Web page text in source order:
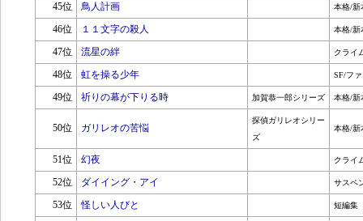
45位 鳥人計画 本格/新
46位 １１文字の殺人 本格/新
47位 流星の絆 クライ
48位 虹を操る少年 SF/フ
49位 祈りの幕が下りる時 加賀恭一郎シリーズ 本格/新
50位 ガリレオの苦悩
探偵ガリレオシリー
ズ
本格/新
51位 幻夜 クライ
52位 ダイイング・アイ サスペ
53位 怪しい人びと 短編集